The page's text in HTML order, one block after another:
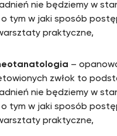
nie będziemy w
tym w jaki sposób
praktyczne,
–
zwłok to
nie będziemy w
tym w jaki sposób
praktyczne,